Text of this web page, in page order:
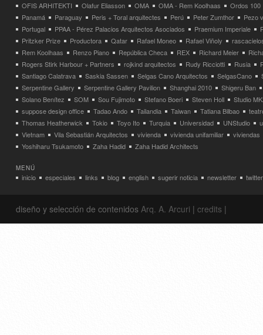
OFIS ARHITEKTI
Olafur Eliasson OMA OMA - Rem Koolhaas
Ordos 100
Panamá
Paraguay Peris + Toral arquitectes Perú Peter Zumthor
Pezo
Portugal
PPAA - Pérez Palacios Arquitectos Asociados Praemium Imperiale
Pritzker Prize
Productora Qatar Rafael Moneo Rafael Viñoly
Rem Koolhaas
Renzo Piano República Checa REX Richard Meier
Rogers Stirk Harbour + Partners
rojkind arquitectos Rudy Ricciotti Rusia
Santiago Calatrava
Saskia Sassen Selgas Cano Arquitectos SelgasCano
Serpentine Gallery
Serpentine Gallery Pavilion Shanghai 2010
Shigeru Ban
Solano Benítez
SOM Sou Fujimoto Stefano Boeri Steven Holl
Studio
suppose design office
Tadao Ando Tailandia Taiwan Tatiana Bilbao
Thomas Heatherwick
Tokio Toyo Ito Turquia Universidad UNStudio
Vietnam
Vila Sebastián Arquitectos vivienda vivienda unifamiliar
viviendas
Yoshiharu Tsukamoto
Zaha Hadid Zaha Hadid Architects
MENÚ
inicio especiales links blog english sugerir noticia newsletter twitter
diseño y selección de contenidos Arq. A. Arcuri | credits |